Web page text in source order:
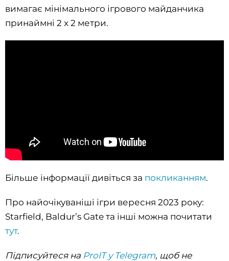
вимагає мінімального ігрового майданчика
принаймні 2 x 2 метри.
Більше інформації дивіться за покликанням.
Про найочікуваніші ігри вересня 2023 року:
Starfield, Baldurʼs Gate та інші можна почитати
тут.
Підписуйтеся на ProIT у Telegram, щоб не